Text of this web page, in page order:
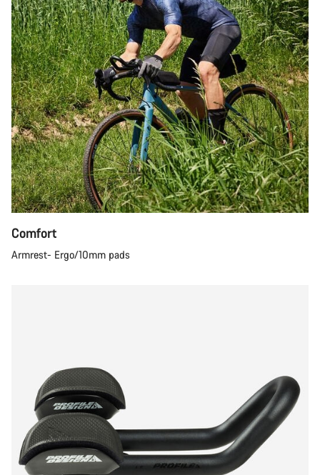
Comfort
Armrest- Ergo/10mm pads